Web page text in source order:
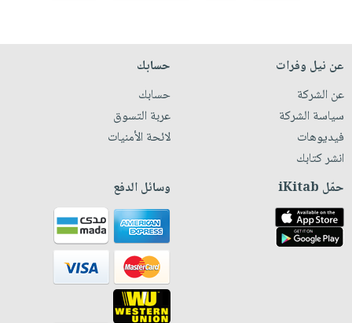
عن نيل وفرات
عن الشركة
سياسة الشركة
فيديوهات
انشر كتابك
حسابك
حسابك
عربة التسوق
لائحة الأمنيات
حمّل iKitab وسائل الدفع